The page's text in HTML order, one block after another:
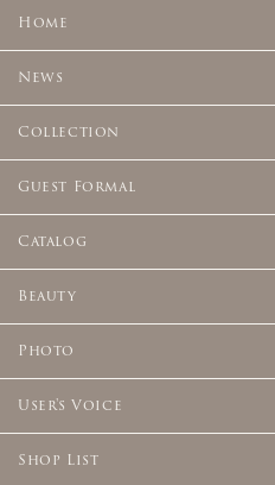
Home
News
Collection
Guest Formal
Catalog
Beauty
Photo
User's Voice
Shop List